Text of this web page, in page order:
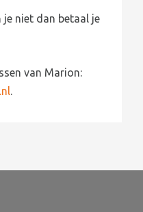
je niet dan betaal je
van Marion:
.